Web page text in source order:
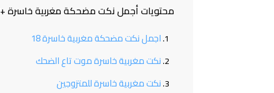
محتويات أجمل نكت مضحكة مغربية خاسرة +18نكت بالدارجة المغربية
اجمل نكت مضحكة مغربية خاسرة 18
نكت مغربية خاسرة موت تاع الضحك
نكت مغربية خاسرة للمتزوجين